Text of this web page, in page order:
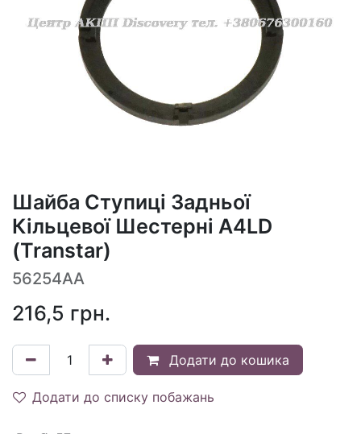
Шайба Ступиці Задньої
Кільцевої Шестерні A4LD
(Transtar)
56254AA
216,5 грн.
Додати до кошика
Додати до списку побажань